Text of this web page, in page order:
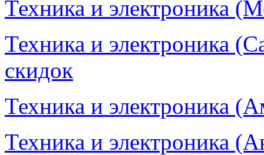
Техника и электроника
Техника и электроника
скидок
Техника и электроника
Техника и электроника